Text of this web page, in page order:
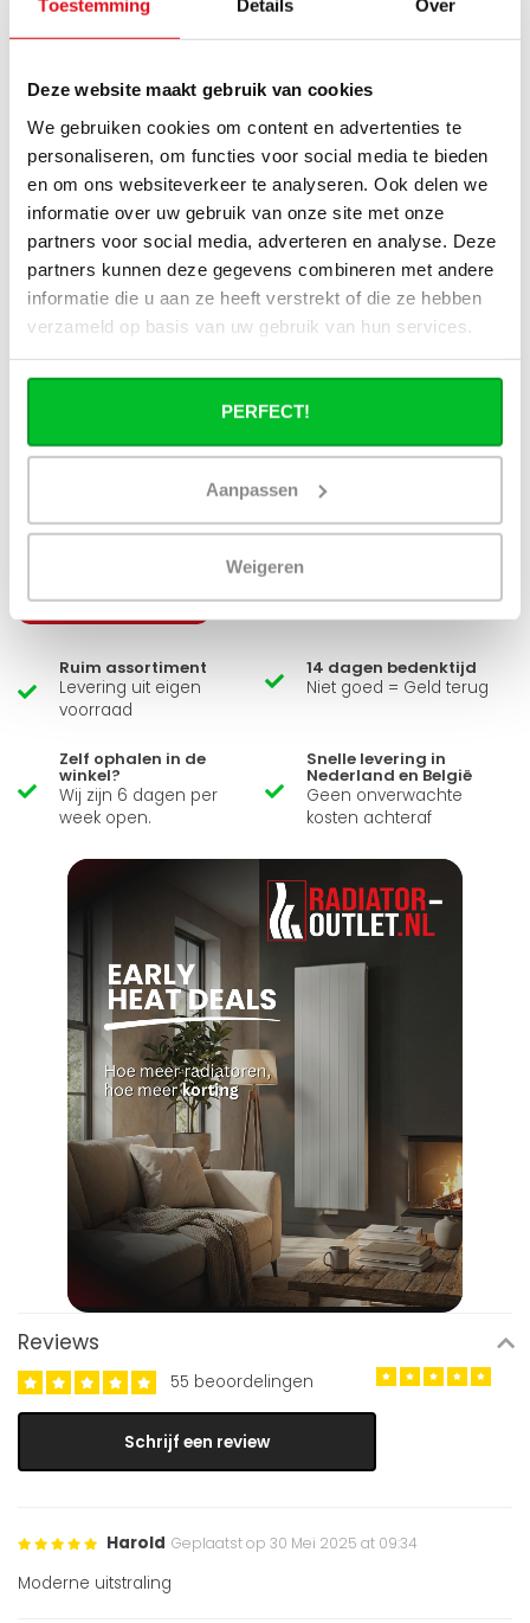
Toestemming Details Over
Deze website maakt gebruik van cookies
We gebruiken cookies om content en advertenties te
personaliseren, om functies voor social media te bieden
en om ons websiteverkeer te analyseren. Ook delen we
informatie over uw gebruik van onze site met onze
partners voor social media, adverteren en analyse. Deze
partners kunnen deze gegevens combineren met andere
informatie die u aan ze heeft verstrekt of die ze hebben
verzameld op basis van uw gebruik van hun services.
PERFECT!
Aanpassen
Weigeren
radiator om leidingen door te trekken?
Kan ik mijn Smart thermostaatknop
van Radiator-Outlet?
Wat is de levertijd van een verticale
paneelradiator en wanneer ontvang ik
deze als ik een bestelling plaats?
Ik heb een (hybride) warmtepomp
installatie, kan ik alle radiatoren
gebruiken uit de website?
Heb je een vraag over dit product ?
Simon helpt je graag en kan al je vragen beantwoorden.
Stuur een bericht
Ruim assortiment
Levering uit eigen
voorraad
14 dagen bedenktijd
Niet goed = Geld terug
Zelf ophalen in de
winkel?
Wij zijn 6 dagen per
week open.
Snelle levering in
Nederland en België
Geen onverwachte
kosten achteraf
Reviews
55 beoordelingen
Schrijf een review
Harold Geplaatst op 30 Mei 2025 at 09:34
Moderne uitstraling